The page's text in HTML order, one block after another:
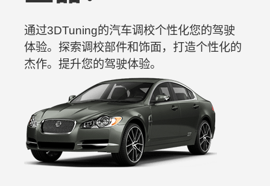
通过3DTuning的汽车调校个性化您的驾驶
体验。探索调校部件和饰面，打造个性化的
杰作。提升您的驾驶体验。